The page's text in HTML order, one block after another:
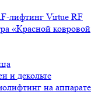
лифтинг Virtue RF
«Красной ковровой
и декольте
на аппарате